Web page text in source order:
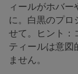
ィールがホバー
に。白黒のプロ
せて。ヒント：
ティールは意図
ません。